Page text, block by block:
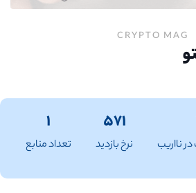
CRYPTO MAG
نااریب
۵۷۱
نرخ بازدید
۱
تعداد منابع